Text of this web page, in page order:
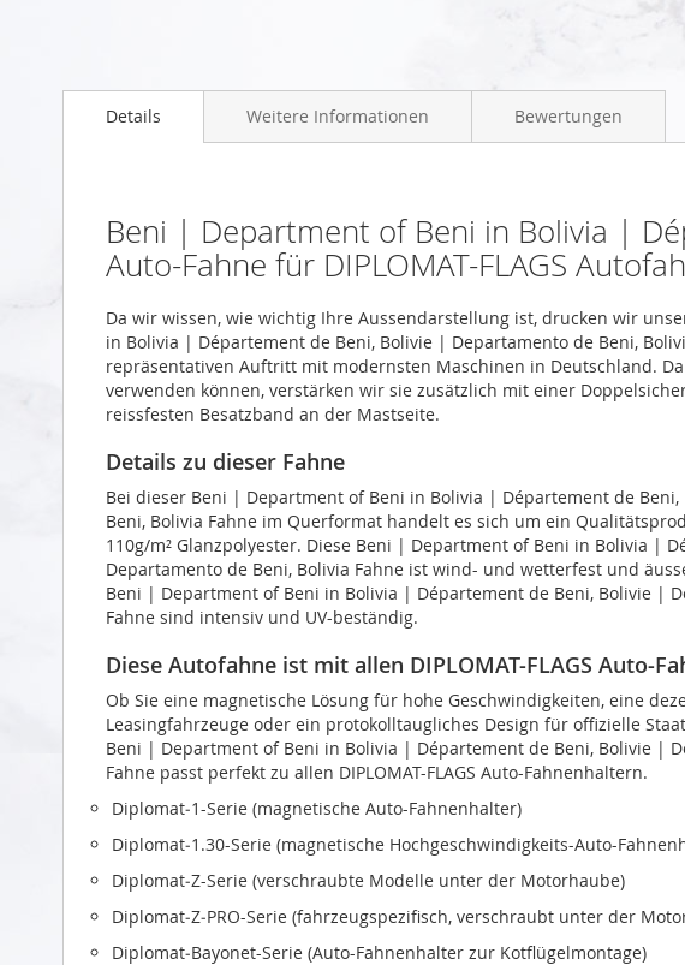
Details
Beni | Department of Beni in Bolivia |
Auto-Fahne für DIPLOMAT-FLAGS
Da wir wissen, wie wichtig Ihre Aussendarstellung ist, drucken wir
in Bolivia | Département de Beni, Bolivie | Departamento de Beni,
repräsentativen Auftritt mit modernsten Maschinen in Deutschland.
verwenden können, verstärken wir sie zusätzlich mit einer
reissfesten Besatzband an der Mastseite.
Details zu dieser Fahne
Bei dieser Beni | Department of Beni in Bolivia | Département de
Beni, Bolivia Fahne im Querformat handelt es sich um ein
110g/m² Glanzpolyester. Diese Beni | Department of Beni in Bolivia |
Departamento de Beni, Bolivia Fahne ist wind- und wetterfest und
Beni | Department of Beni in Bolivia | Département de Beni, Bolivie |
Fahne sind intensiv und UV-beständig.
Diese Autofahne ist mit allen DIPLOMAT-FLAGS Auto-
Ob Sie eine magnetische Lösung für hohe Geschwindigkeiten, eine
Leasingfahrzeuge oder ein protokolltaugliches Design für offizielle
Beni | Department of Beni in Bolivia | Département de Beni, Bolivie |
Fahne passt perfekt zu allen DIPLOMAT-FLAGS Auto-Fahnenhaltern.
Diplomat‑1-Serie (magnetische Auto-Fahnenhalter)
Diplomat‑1.30-Serie (magnetische Hochgeschwindigkeits-Auto-
Diplomat‑Z-Serie (verschraubte Modelle unter der Motorhaube)
Diplomat‑Z‑PRO-Serie (fahrzeugspezifisch, verschraubt unter der
Diplomat‑Bayonet-Serie (Auto-Fahnenhalter zur Kotflügelmontage)
Weitere Informationen Bewertungen